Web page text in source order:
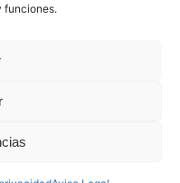
funciones.
de Cristo
de Segovia